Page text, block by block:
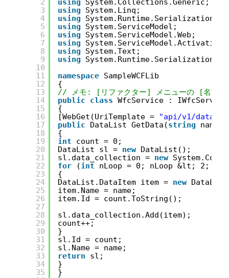
2
3
4
5
6
7
8
9
10
11
12
13
14
15
16
17
18
19
20
21
22
23
24
25
26
27
28
29
30
31
32
33
34
35
using
System.Collections.Generic;
using
System.Linq;
using
System.Runtime.Serialization;
using
System.ServiceModel;
using
System.ServiceModel.Web;
using
System.ServiceModel.Activation;
using
System.Text;
using
namespace SampleWCFLib
{
// メモ: [リファクター] メニューの [名前の
public
class WfcService : IWfcService
{
[WebGet(UriTemplate = "api/v1/data/
public
DataList GetData(string
name)
{
int
count = 0;
DataList sl = new DataList();
sl.data_collection = new
for
(int
nLoop = 0; nLoop &lt; 2;
{
DataList.DataItem item = new
item.Name = name;
item.Id = count.ToString();
sl.data_collection.Add(item);
count++;
}
sl.Id = count;
sl.Name = name;
return
sl;
}
}